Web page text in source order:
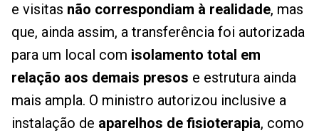
e visitas não correspondiam à realidade, mas
que, ainda assim, a transferência foi autorizada
para um local com isolamento total em
relação aos demais presos e estrutura ainda
mais ampla. O ministro autorizou inclusive a
instalação de aparelhos de fisioterapia, como